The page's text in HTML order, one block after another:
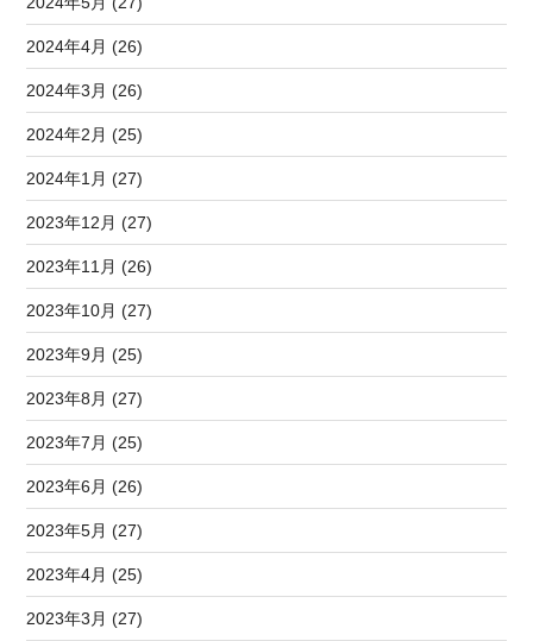
2024年4月 (26)
2024年3月 (26)
2024年2月 (25)
2024年1月 (27)
2023年12月 (27)
2023年11月 (26)
2023年10月 (27)
2023年9月 (25)
2023年8月 (27)
2023年7月 (25)
2023年6月 (26)
2023年5月 (27)
2023年4月 (25)
2023年3月 (27)